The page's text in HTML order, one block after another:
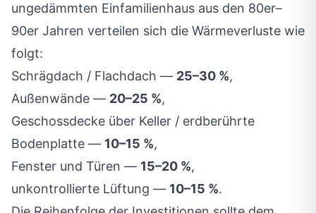
ungedämmten Einfamilienhaus aus den 80er–
90er Jahren verteilen sich die Wärmeverluste wie
folgt:
Schrägdach / Flachdach — 25–30 %,
Außenwände — 20–25 %,
Geschossdecke über Keller / erdberührte
Bodenplatte — 10–15 %,
Fenster und Türen — 15–20 %,
unkontrollierte Lüftung — 10–15 %.